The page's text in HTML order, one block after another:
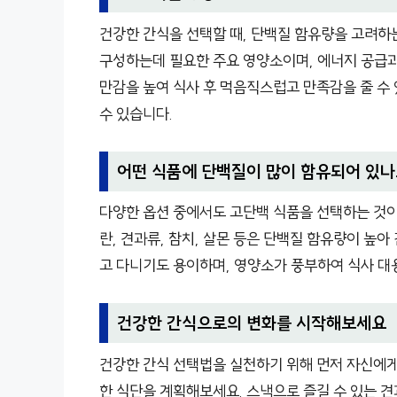
건강한 간식을 선택할 때, 단백질 함유량을 고려
구성하는데 필요한 주요 영양소이며, 에너지 공급
만감을 높여 식사 후 먹음직스럽고 만족감을 줄
수 있습니다.
어떤 식품에 단백질이 많이 함유되어 있
다양한 옵션 중에서도 고단백 식품을 선택하는
란, 견과류, 참치, 살몬 등은 단백질 함유량이 높
고 다니기도 용이하며, 영양소가 풍부하여 식사
건강한 간식으로의 변화를 시작해보세요
건강한 간식 선택법을 실천하기 위해 먼저 자신
한 식단을 계획해보세요. 스낵으로 즐길 수 있는